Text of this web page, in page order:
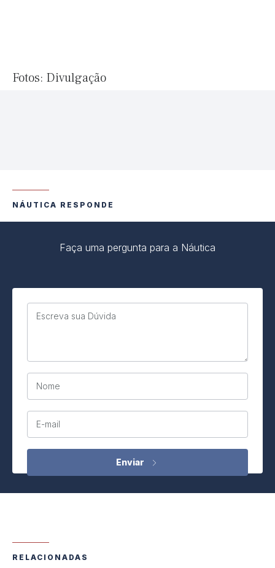
Fotos: Divulgação
NÁUTICA RESPONDE
Faça uma pergunta para a Náutica
Escreva sua Dúvida
Nome
E-mail
RELACIONADAS